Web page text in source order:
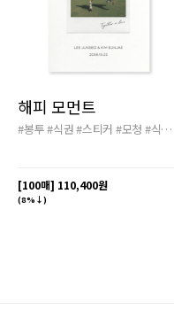
해피 모먼트
#봉투#식권#스티커 #모청 #식전영상
[100매] 110,400원
(8%↓)